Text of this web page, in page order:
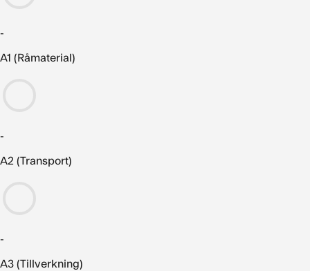
-
A1 (Råmaterial)
-
A2 (Transport)
-
A3 (Tillverkning)